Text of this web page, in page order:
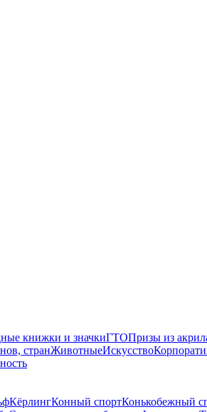
книжки и значкиГТОПризы из
странЖивотныеИскусство
КёрлингКонный спортКонькобежный